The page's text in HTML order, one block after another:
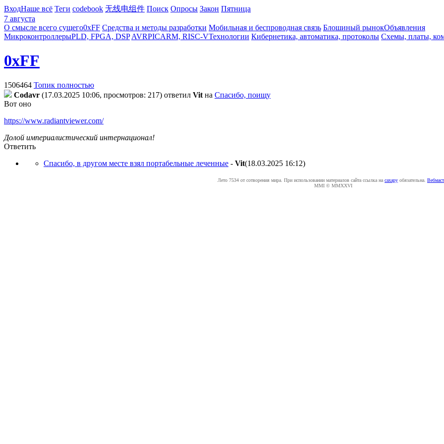
ВходНаше всё Теги codebook 无线电组件 Поиск Опросы Закон Пятница
7 августа
О смысле всего сущего0xFF Средства и методы разработки Мобильная и беспроводная связь Блошиный рынокОбъявления
МикроконтроллерыPLD, FPGA, DSP AVRPICARM, RISC-VТехнологии Кибернетика, автоматика, протоколы Схемы, платы,
0xFF
1506464 Топик полностью
Codavr (17.03.2025 10:06, просмотров: 217) ответил Vit на Спасибо, поищу
Вот оно
https://www.radiantviewer.com/
Долой империалистический интернационал!
Ответить
Спасибо, в другом месте взял портабельные леченные - Vit(18.03.2025 16:12)
Лето 7534 от сотворения мира. При использовании материалов сайта ссылка на caxapу обязательна.
MMI © MMXXVI